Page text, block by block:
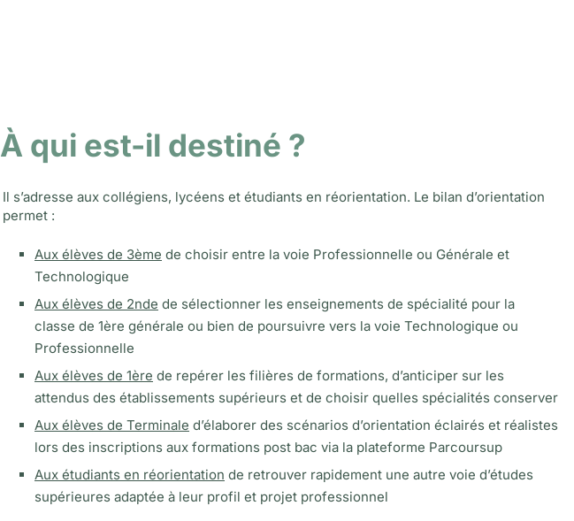
À qui est-il destiné ?
Il s’adresse aux collégiens, lycéens et étudiants en réorientation. Le bilan d’orientation
permet :
Aux élèves de 3ème de choisir entre la voie Professionnelle ou Générale et
Technologique
Aux élèves de 2nde de sélectionner les enseignements de spécialité pour la
classe de 1ère générale ou bien de poursuivre vers la voie Technologique ou
Professionnelle
Aux élèves de 1ère de repérer les filières de formations, d’anticiper sur les
attendus des établissements supérieurs et de choisir quelles spécialités conserver
Aux élèves de Terminale d’élaborer des scénarios d’orientation éclairés et réalistes
lors des inscriptions aux formations post bac via la plateforme Parcoursup
Aux étudiants en réorientation de retrouver rapidement une autre voie d’études
supérieures adaptée à leur profil et projet professionnel